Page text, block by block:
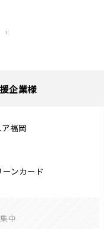
›
企業様
福岡
ンカード
中